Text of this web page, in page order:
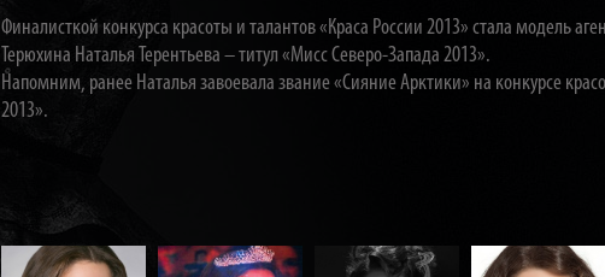
Финалисткой конкурса красоты и талантов «Краса России 2013» стала модель
Терюхина Наталья Терентьева – титул «Мисс Северо-Запада 2013».
Напомним, ранее Наталья завоевала звание «Сияние Арктики» на конкурсе
2013».